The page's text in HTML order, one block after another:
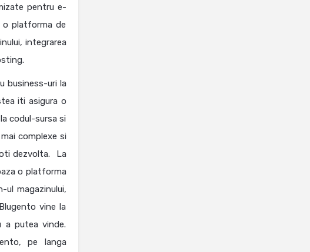
pentru e-
o platforma de
integrarea
business-uri la
iti asigura o
codul-sursa si
complexe si
dezvolta. La
o platforma
ul magazinului,
vine la
a putea vinde.
pe langa